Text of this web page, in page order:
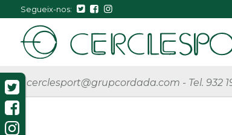
Segueix-nos:
cerclesport@grupcordada.com - Tel. 932